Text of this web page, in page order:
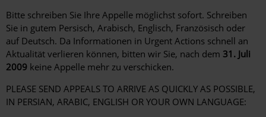
Bitte schreiben Sie Ihre Appelle möglichst sofort. Schreiben
Sie in gutem Persisch, Arabisch, Englisch, Französisch oder
auf Deutsch. Da Informationen in Urgent Actions schnell an
Aktualität verlieren können, bitten wir Sie, nach dem 31. Juli
2009 keine Appelle mehr zu verschicken.
PLEASE SEND APPEALS TO ARRIVE AS QUICKLY AS POSSIBLE,
IN PERSIAN, ARABIC, ENGLISH OR YOUR OWN LANGUAGE: